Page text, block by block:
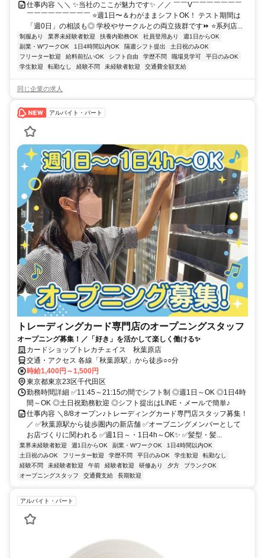
仕事内容 ＼＼ ✨当社のここが魅力です✨ ／／ ￣￣V￣￣￣￣￣￣￣
￣￣￣￣￣￣￣￣￣ ⭐週1日〜＆わがままシフトOK！ テスト期間は
「週0日」の相談も◎ 学校やサークルとの両立抜群です⏩ ⭐系列店...
制服あり 業界未経験者歓迎 扶養内勤務OK 社員登用あり
週1日からOK
副業・WワークOK
1日4時間以内OK 隔週シフト提出
土日祝のみOK
フリーター歓迎
給料前払いOK シフト自由 学歴不問 職場見学可
平日のみOK
学生歓迎
転勤なし 経験不問 未経験者歓迎 交通費全額支給
同じ企業の求人
アルバイト・パート
トレーディングカード専門店のオープニングスタッフ
オープニング募集！／「好き」を活かして楽しく働ける✨
カードショップトレカチェイス 秋葉原店
交通・アクセス 各線「秋葉原駅」から徒歩○○分
時給1,400円～1,500円
東京都東京23区千代田区
勤務時間詳細 ✅11:45～21:15の間でシフト制 ◎週1日～OK ◎1日4時
間～OK ◎土日祝勤務歓迎 ◎シフト提出はLINE・メールで簡単♪
仕事内容 ＼8/8オープン♪トレーディングカード専門店スタッフ募集！
／ ✅秋葉原駅から徒歩圏内の新店舗 ✅オープニングメンバーとして
お店づくりに関われる ✅週1日～・1日4h～OK✨ ✅髪型・髪...
業界未経験者歓迎 週1日からOK 副業・WワークOK
1日4時間以内OK
土日祝のみOK
フリーター歓迎 学歴不問 平日のみOK 学生歓迎
転勤なし
経験不問
未経験者歓迎 午前 経験者歓迎 研修あり 夕方
ブランクOK
オープニングスタッフ
交通費支給 長期歓迎
アルバイト・パート